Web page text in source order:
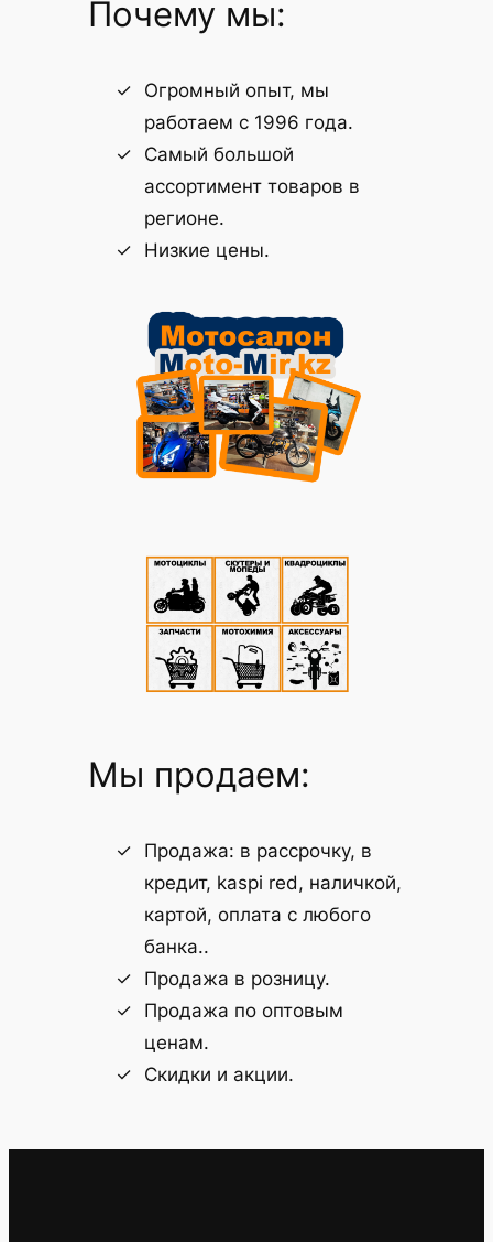
Почему мы:
Огромный опыт, мы
работаем с 1996 года.
Самый большой
ассортимент товаров в
регионе.
Низкие цены.
Мы продаем:
Продажа: в рассрочку, в
кредит, kaspi red, наличкой,
картой, оплата с любого
банка..
Продажа в розницу.
Продажа по оптовым
ценам.
Скидки и акции.